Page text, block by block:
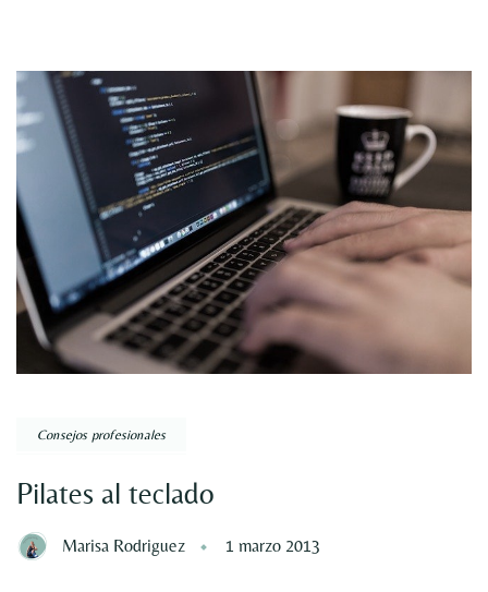
Consejos profesionales
Pilates al teclado
Marisa Rodriguez 1 marzo 2013